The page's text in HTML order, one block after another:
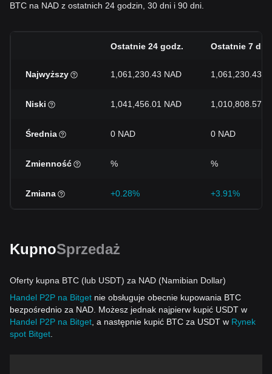
BTC na NAD z ostatnich 24 godzin, 30 dni i 90 dni.
Ostatnie 24 godz. Ostatnie 7 dni
Najwyższy 1,061,230.43 NAD 1,061,230.43
Niski 1,041,456.01 NAD 1,010,808.57
Średnia 0 NAD 0 NAD
Zmienność % %
Zmiana +0.28% +3.91%
KupnoSprzedaż
Oferty kupna BTC (lub USDT) za NAD (Namibian Dollar)
Handel P2P na Bitget nie obsługuje obecnie kupowania BTC
bezpośrednio za NAD. Możesz jednak najpierw kupić USDT w
Handel P2P na Bitget , a następnie kupić BTC za USDT w Rynek
spot Bitget